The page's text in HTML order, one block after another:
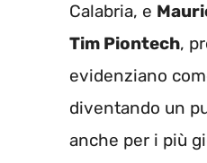
Calabria, e
Tim Piontech,
evidenziano
diventando un
anche per i più